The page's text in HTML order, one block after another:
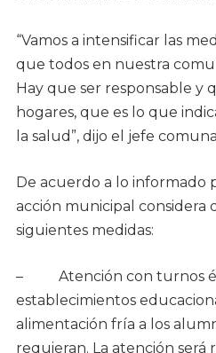
“Vamos a intensificar las
que todos en nuestra
Hay que ser responsable y
hogares, que es lo que
la salud”, dijo el jefe
De acuerdo a lo informado
acción municipal considera
siguientes medidas:
– Atención con turnos
establecimientos
alimentación fría a los
requieran. La atención será